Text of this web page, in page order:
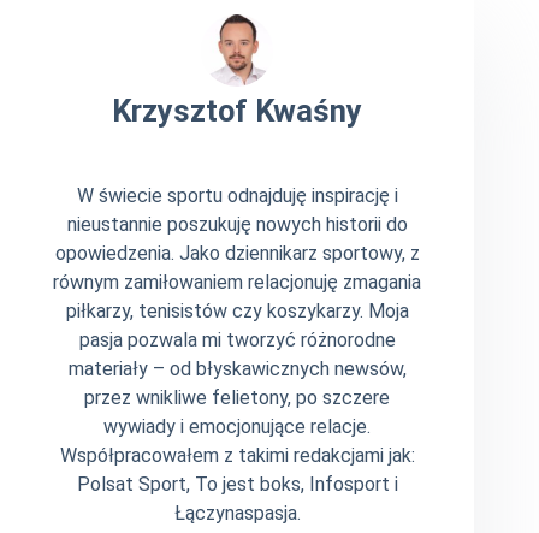
Krzysztof Kwaśny
W świecie sportu odnajduję inspirację i
nieustannie poszukuję nowych historii do
opowiedzenia. Jako dziennikarz sportowy, z
równym zamiłowaniem relacjonuję zmagania
piłkarzy, tenisistów czy koszykarzy. Moja
pasja pozwala mi tworzyć różnorodne
materiały – od błyskawicznych newsów,
przez wnikliwe felietony, po szczere
wywiady i emocjonujące relacje.
Współpracowałem z takimi redakcjami jak:
Polsat Sport, To jest boks, Infosport i
Łączynaspasja.